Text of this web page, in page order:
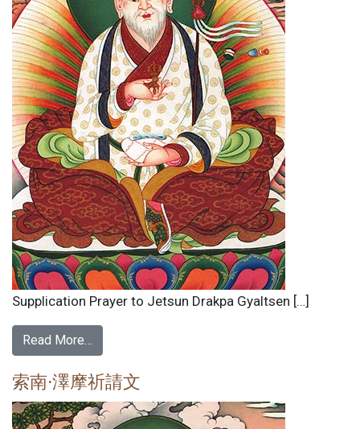
Supplication Prayer to Jetsun Drakpa Gyaltsen […]
Read More…
索南·澤摩祈請文